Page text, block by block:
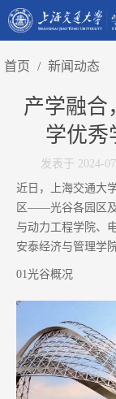
首页 / 新闻动态
产学融合
学优秀
发表于 2024-
近日，上海交通大
区——光谷各园区
与动力工程学院、
安泰经济与管理学
01光谷概况